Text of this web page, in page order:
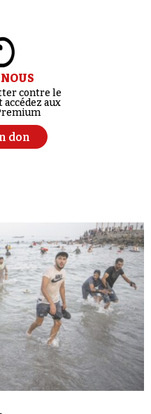
contre le
aux
don